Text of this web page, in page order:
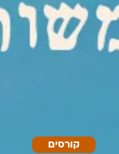
קורסים